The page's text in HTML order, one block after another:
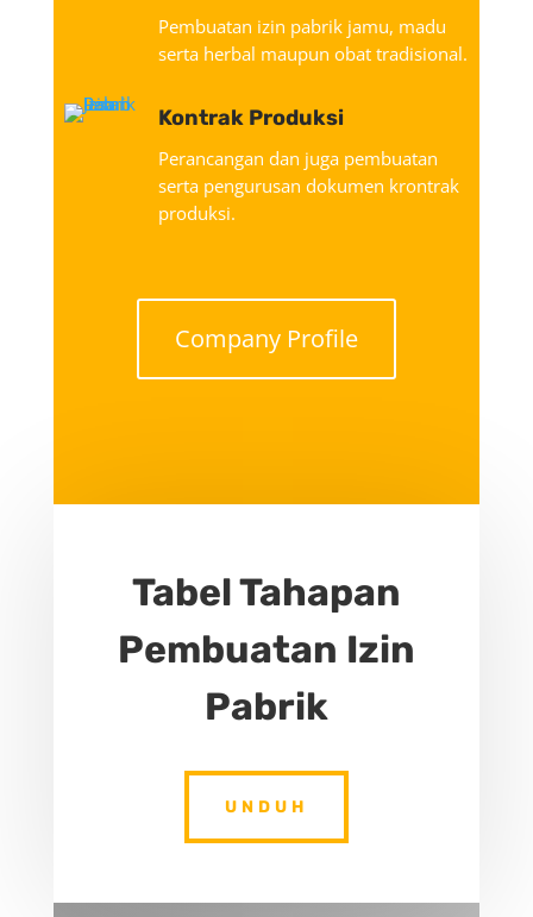
Pembuatan izin pabrik jamu, madu
serta herbal maupun obat tradisional.
Kontrak Produksi
Perancangan dan juga pembuatan
serta pengurusan dokumen krontrak
produksi.
Company Profile
Tabel Tahapan
Pembuatan Izin
Pabrik
UNDUH